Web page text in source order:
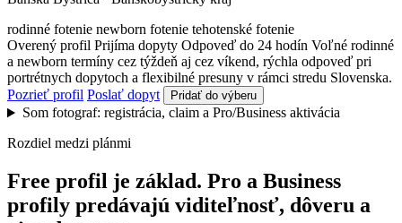
rodinné fotenie newborn fotenie tehotenské fotenie
Overený profil Prijíma dopyty Odpoveď do 24 hodín Voľné rodinné
a newborn termíny cez týždeň aj cez víkend, rýchla odpoveď pri
portrétnych dopytoch a flexibilné presuny v rámci stredu Slovenska.
Pozrieť profil Poslať dopyt Pridať do výberu
Som fotograf: registrácia, claim a Pro/Business aktivácia
Rozdiel medzi plánmi
Free profil je základ. Pro a Business
profily predávajú viditeľnosť, dôveru a